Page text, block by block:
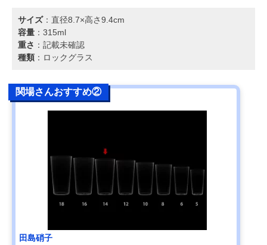
サイズ：直径8.7×高さ9.4cm
容量 ：315ml
重さ ：記載未確認
種類 ：ロックグラス
関場さんおすすめ②
田島硝子